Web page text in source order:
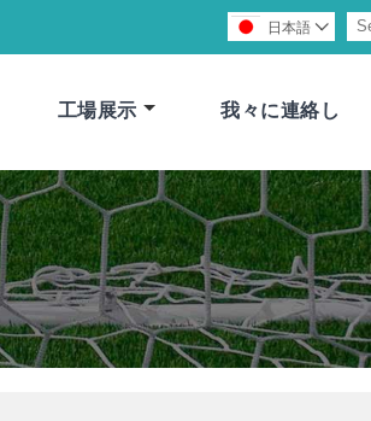
日本語 
工場展示 我々に連絡し